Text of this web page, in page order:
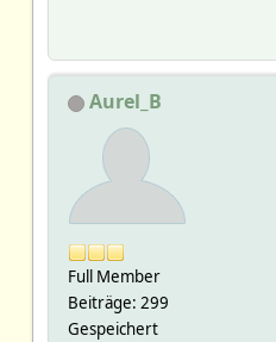
Aurel_B
Full Member
Beiträge: 299
Gespeichert